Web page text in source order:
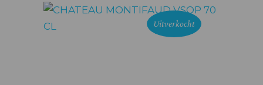
Uitverkocht